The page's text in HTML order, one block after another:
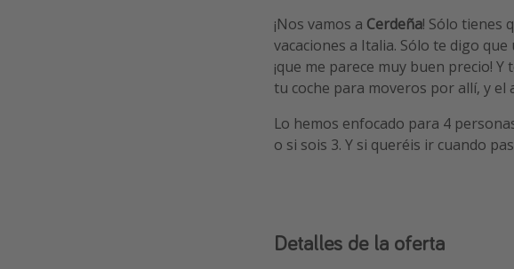
¡Nos vamos a Cerdeña! Sólo tienes
vacaciones a Italia. Sólo te digo que
¡que me parece muy buen precio!
tu coche para moveros por allí, y
Lo hemos enfocado para 4
o si sois 3. Y si queréis ir cuando
Detalles de la oferta